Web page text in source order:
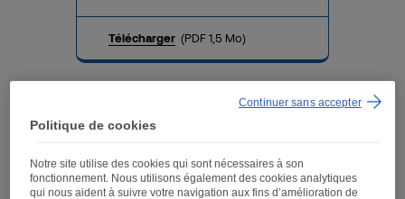
Télécharger (PDF 1,5 Mo)
Fnac Darty annonce le
succès de la renégociation
l’extension de sa ligne de
crédit non tirée Delayed
Politique de cookies
Notre site utilise des cookies qui sont nécessaires à son
fonctionnement. Nous utilisons également des cookies analytiques
qui nous aident à suivre votre navigation aux fins d’amélioration de
Continuer sans accepter